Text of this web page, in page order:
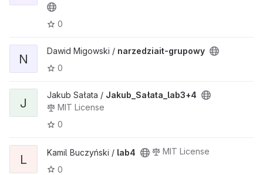
0
N
Dawid Migowski / narzedziait-grupowy
0
J
Jakub Sałata / Jakub_Sałata_lab3+4
MIT License
0
L Kamil Buczyński / lab4
MIT License
0